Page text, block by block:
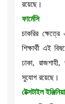
রয়েছে।
ফার্মেসি
চাকরির
শিক্ষার্থী এই
ঢাকা, রাজশাহী,
সুযোগ রয়েছে।
টেক্সটাইল